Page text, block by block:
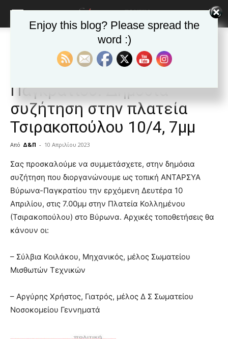
Ανακοινώσεις - Δελτία τύπου
Ανακοινώσεις - Δελτία τύπου Δημοφιλή άρθρα
ΑΝΤΑΡΣΥΑ Βύρωνα-
Παγκρατίου: Δημόσια
συζήτηση στην πλατεία
Τσιρακοπούλου 10/4, 7μμ
Από Δ&Π - 10 Απριλίου 2023
blonde
lesbians
very
hot
cam
show.desi
xxx
teaches
you
meaning
of
pain.
Σας προσκαλούμε να συμμετάσχετε, στην δημόσια
συζήτηση που διοργανώνουμε ως τοπική ΑΝΤΑΡΣΥΑ
Βύρωνα-Παγκρατίου την ερχόμενη Δευτέρα 10
Απριλίου, στις 7.00μμ στην Πλατεία Κολλημένου
(Τσιρακοπούλου) στο Βύρωνα. Αρχικές τοποθετήσεις θα
κάνουν οι:
– Σύλβια Κοιλάκου, Μηχανικός, μέλος Σωματείου
Μισθωτών Τεχνικών
– Αργύρης Χρήστος, Γιατρός, μέλος Δ Σ Σωματείου
Νοσοκομείου Γεννηματά
Enjoy this blog? Please spread the
word :)